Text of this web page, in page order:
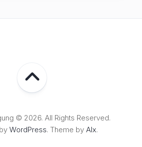
© 2026. All Rights Reserved.
WordPress. Theme by Alx.